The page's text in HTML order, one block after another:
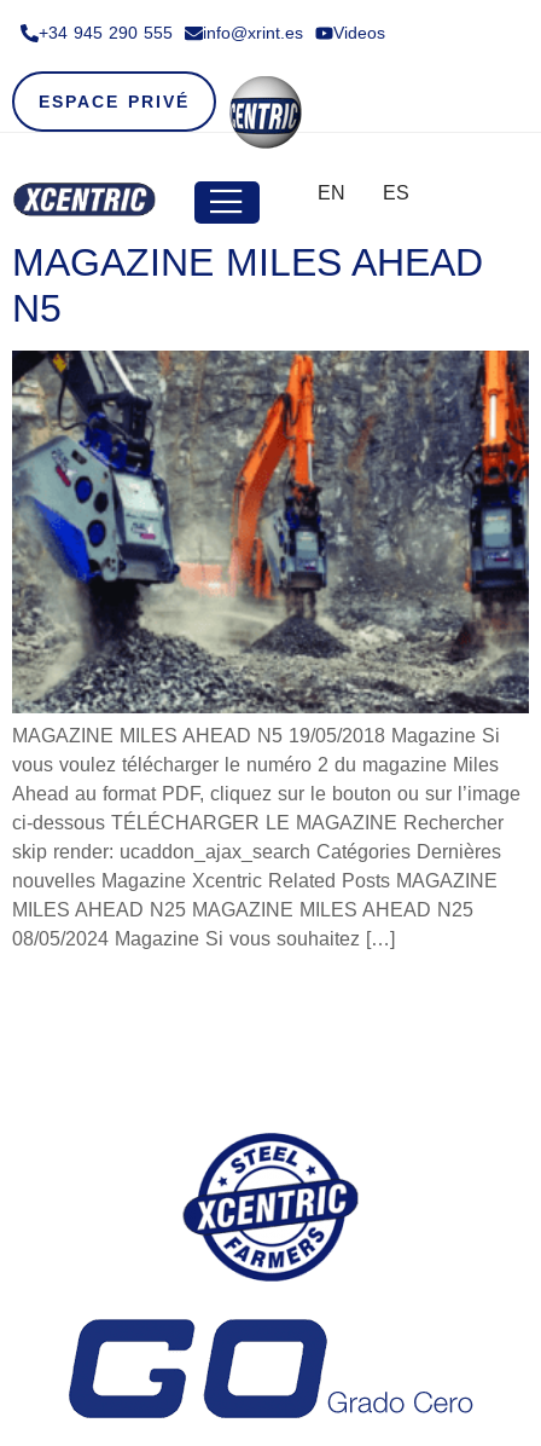
+34 945 290 555​ info@xrint.es Videos
ESPACE PRIVÉ
EN ES
MAGAZINE MILES AHEAD
N5
MAGAZINE MILES AHEAD N5 19/05/2018 Magazine Si
vous voulez télécharger le numéro 2 du magazine Miles
Ahead au format PDF, cliquez sur le bouton ou sur l’image
ci-dessous TÉLÉCHARGER LE MAGAZINE Rechercher
skip render: ucaddon_ajax_search Catégories Dernières
nouvelles Magazine Xcentric Related Posts MAGAZINE
MILES AHEAD N25 MAGAZINE MILES AHEAD N25
08/05/2024 Magazine Si vous souhaitez […]